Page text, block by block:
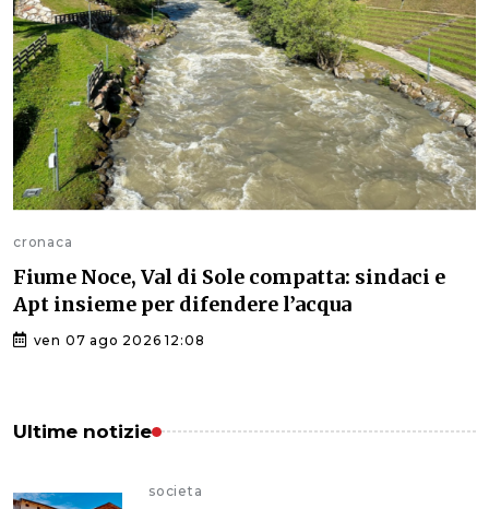
cronaca
Fiume Noce, Val di Sole compatta: sindaci e
Apt insieme per difendere l’acqua
ven 07 ago 2026 12:08
Ultime notizie
societa